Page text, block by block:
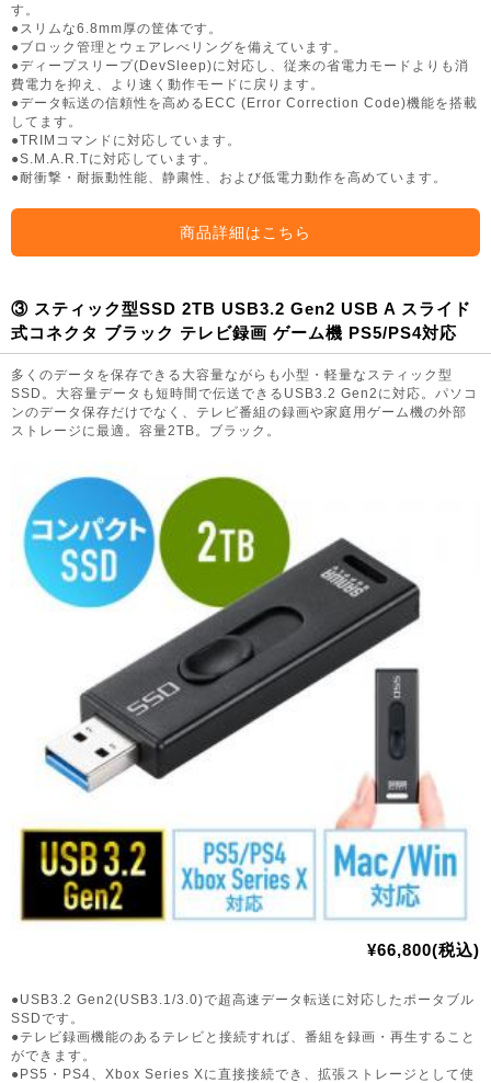
す。
●スリムな6.8mm厚の筐体です。
●ブロック管理とウェアレべリングを備えています。
●ディープスリープ(DevSleep)に対応し、従来の省電力モードよりも消
費電力を抑え、より速く動作モードに戻ります。
●データ転送の信頼性を高めるECC (Error Correction Code)機能を搭載
してます。
●TRIMコマンドに対応しています。
●S.M.A.R.Tに対応しています。
●耐衝撃・耐振動性能、静粛性、および低電力動作を高めています。
商品詳細はこちら
③ スティック型SSD 2TB USB3.2 Gen2 USB A スライド
式コネクタ ブラック テレビ録画 ゲーム機 PS5/PS4対応
多くのデータを保存できる大容量ながらも小型・軽量なスティック型
SSD。大容量データも短時間で伝送できるUSB3.2 Gen2に対応。パソコ
ンのデータ保存だけでなく、テレビ番組の録画や家庭用ゲーム機の外部
ストレージに最適。容量2TB。ブラック。
¥66,800(税込)
●USB3.2 Gen2(USB3.1/3.0)で超高速データ転送に対応したポータブル
SSDです。
●テレビ録画機能のあるテレビと接続すれば、番組を録画・再生すること
ができます。
●PS5・PS4、Xbox Series Xに直接接続でき、拡張ストレージとして使